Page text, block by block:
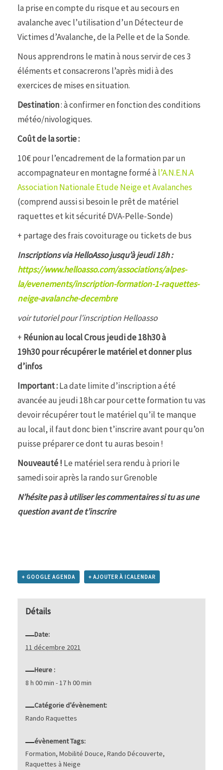
la prise en compte du risque et au secours en
avalanche avec l’utilisation d’un Détecteur de
Victimes d’Avalanche, de la Pelle et de la Sonde.
Nous apprendrons le matin à nous servir de ces 3
éléments et consacrerons l’après midi à des
exercices de mises en situation.
Destination: à confirmer en fonction des conditions
météo/nivologiques.
Coût de la sortie :
10€ pour l’encadrement de la formation par un
accompagnateur en montagne formé àl’A.N.E.N.A
Association Nationale Etude Neige et Avalanches
(comprend aussi si besoin le prêt de matériel
raquettes et kit sécurité DVA-Pelle-Sonde)
+ partage des frais covoiturage ou tickets de bus
Inscriptions via HelloAsso jusqu’à jeudi 18h :
https://www.helloasso.com/associations/alpes-
la/evenements/inscription-formation-1-raquettes-
neige-avalanche-decembre
voir tutoriel pour l’inscription Helloasso
+ Réunionau local Crousjeudi de 18h30 à
19h30pour récupérer le matériel et donner plus
d’infos
Important :La date limite d’inscription a été
avancée au jeudi 18h car pour cette formation tu vas
devoir récupérer tout le matériel qu’il te manque
au local, il faut donc bien t’inscrire avant pour qu’on
puisse préparer ce dont tu auras besoin !
Nouveauté ! Le matériel sera rendu à priori le
samedi soir après la rando sur Grenoble
N’hésite pas à utiliser les commentaires si tu as une
question avant de t’inscrire
+ GOOGLE AGENDA + AJOUTER À ICALENDAR
Détails
Date:
11 décembre 2021
Heure :
8 h 00 min - 17 h 00 min
Catégorie d’évènement:
Rando Raquettes
évènement Tags:
Formation,Mobilité Douce,Rando Découverte,
Raquettes à Neige